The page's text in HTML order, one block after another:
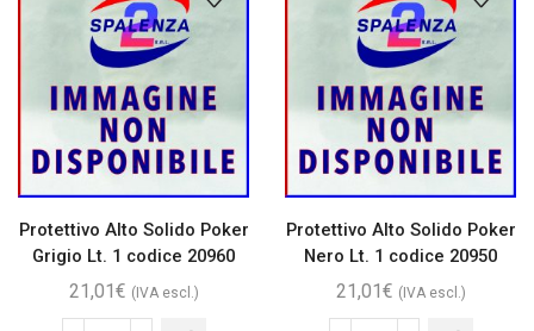
Protettivo Alto Solido Poker
Grigio Lt. 1 codice 20960
21,01€ (IVA escl.)
Protettivo Alto Solido Poker
Nero Lt. 1 codice 20950
21,01€ (IVA escl.)